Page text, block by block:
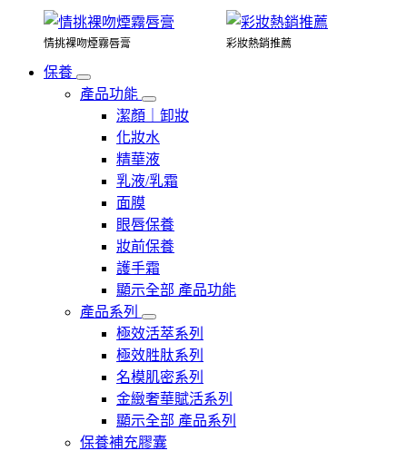
情挑裸吻煙霧唇膏 彩妝熱銷推薦
保養
產品功能
潔顏｜卸妝
化妝水
精華液
乳液/乳霜
面膜
眼唇保養
妝前保養
護手霜
顯示全部 產品功能
產品系列
極效活萃系列
極效胜肽系列
名模肌密系列
金緻奢華賦活系列
顯示全部 產品系列
保養補充膠囊